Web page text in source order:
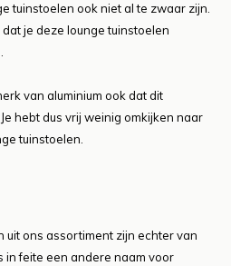
tuinstoelen ook niet al te zwaar zijn.
je deze lounge tuinstoelen
van aluminium ook dat dit
hebt dus vrij weinig omkijken naar
tuinstoelen.
uit ons assortiment zijn echter van
feite een andere naam voor